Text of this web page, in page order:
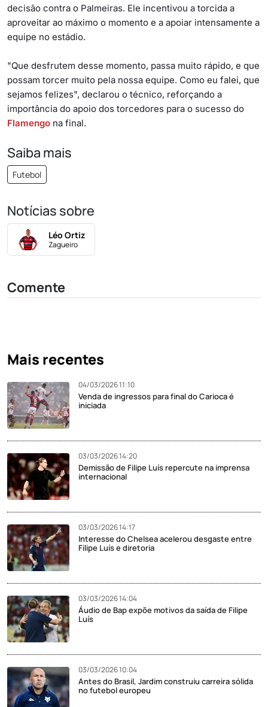
decisão contra o Palmeiras. Ele incentivou a torcida a
aproveitar ao máximo o momento e a apoiar intensamente a
equipe no estádio.
"Que desfrutem desse momento, passa muito rápido, e que
possam torcer muito pela nossa equipe. Como eu falei, que
sejamos felizes", declarou o técnico, reforçando a
importância do apoio dos torcedores para o sucesso do
Flamengo na final.
Saiba mais
Futebol
Notícias sobre
Léo Ortiz
Zagueiro
Comente
Mais recentes
04/03/2026 11:10
Venda de ingressos para final do Carioca é
iniciada
03/03/2026 14:20
Demissão de Filipe Luís repercute na imprensa
internacional
03/03/2026 14:17
Interesse do Chelsea acelerou desgaste entre
Filipe Luís e diretoria
03/03/2026 14:04
Áudio de Bap expõe motivos da saída de Filipe
Luís
03/03/2026 10:04
Antes do Brasil, Jardim construiu carreira sólida
no futebol europeu